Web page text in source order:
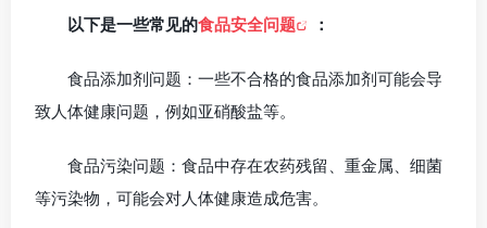
以下是一些常见的食品安全问题 ：
食品添加剂问题：一些不合格的食品添加剂可能会导
致人体健康问题，例如亚硝酸盐等。
食品污染问题：食品中存在农药残留、重金属、细菌
等污染物，可能会对人体健康造成危害。